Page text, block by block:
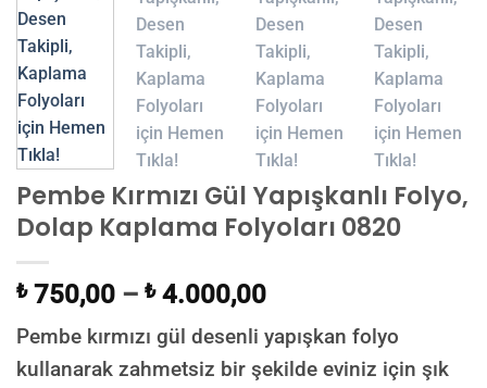
Pembe Kırmızı Gül Yapışkanlı Folyo,
Dolap Kaplama Folyoları 0820
₺750,00 – ₺4.000,00
Pembe kırmızı gül desenli yapışkan folyo
kullanarak zahmetsiz bir şekilde eviniz için şık